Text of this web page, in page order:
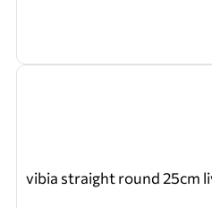
vibia straight round 25cm